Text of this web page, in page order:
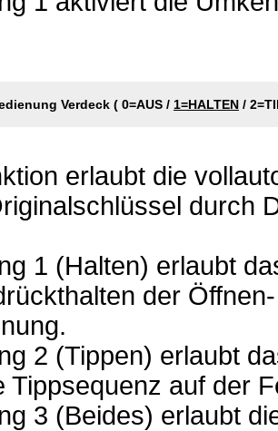
Verdeck ( 0=AUS / 1=HALTEN /
erlaubt die
durch
1 (Halten) erlaubt
der
2 (Tippen) erlaubt
Tippsequenz auf der
3 (Beides) erlaubt